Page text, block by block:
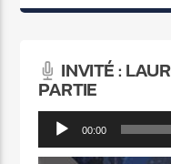
INVITÉ :
PARTIE
Lecteur
audio
00:00